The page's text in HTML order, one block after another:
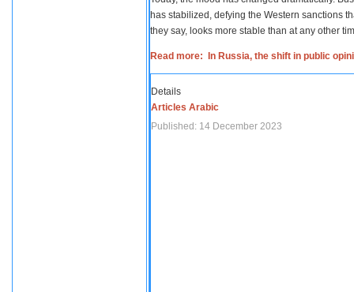
has stabilized, defying the Western sanctions
they say, looks more stable than at any other
Read more: In Russia, the shift in public
Details
Articles Arabic
Published: 14 December 2023